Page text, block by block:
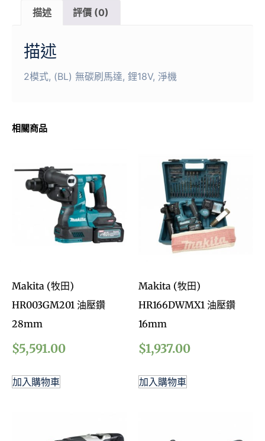
描述 評價 (0)
描述
2模式, (BL) 無碳刷馬達, 鋰18V, 淨機
相關商品
Makita (牧田)
HR003GM201 油壓鑽
28mm
$5,591.00
加入購物車
Makita (牧田)
HR166DWMX1 油壓鑽
16mm
$1,937.00
加入購物車